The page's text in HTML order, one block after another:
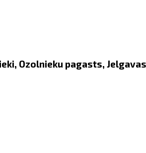
Ozolnieku pagasts,